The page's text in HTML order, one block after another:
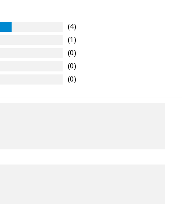
(4)
(1)
(0)
(0)
(0)